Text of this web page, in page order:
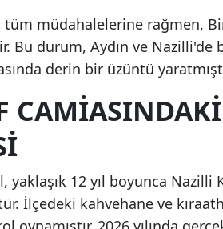
müdahalelerine rağmen,
Bu durum, Aydın ve Nazilli'de
derin bir üzüntü
yaklaşık 12 yıl boyunca Nazilli
İlçedeki kahvehane ve